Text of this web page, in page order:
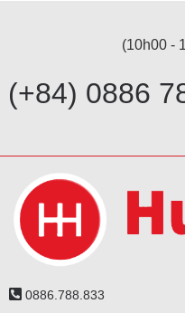
(10h00 -
(+84) 0886
0886.788.833